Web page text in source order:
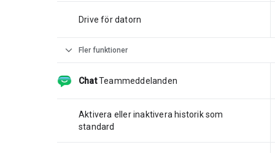
Drive för datorn
expand_more Fler funktioner
Chat Teammeddelanden
Aktivera eller inaktivera historik som
standard